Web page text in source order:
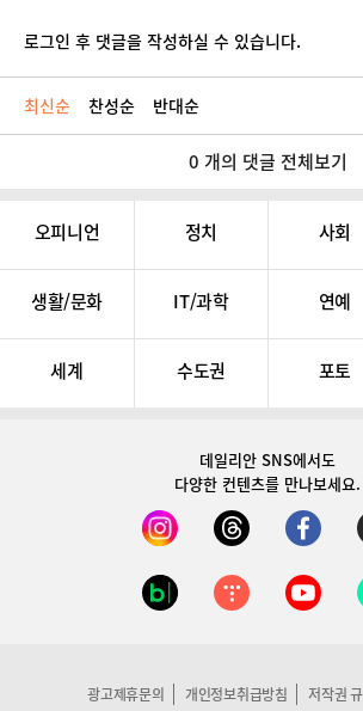
로그인 후 댓글을 작성하실 수 있습니다.
최신순 찬성순 반대순
0 개의 댓글 전체보기
오피니언 정치 사회
생활/문화 IT/과학 연예
세계 수도권 포토
데일리안 SNS에서도
다양한 컨텐츠를 만나보세요.
광고제휴문의 개인정보취급방침 저작권